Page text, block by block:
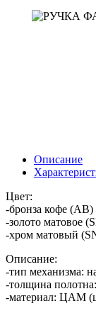
Описание
Цвет:
-бронза кофе (AB)
-золото матовое
-хром матовый
Описание:
-тип механизма:
-толщина
-материал: ЦАМ